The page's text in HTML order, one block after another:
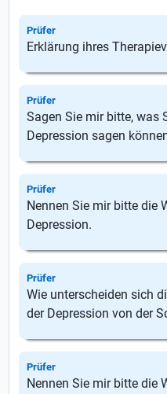
Prüfer
Erklärung ihres
Prüfer
Sagen Sie mir bitte, was
Depression sagen
Prüfer
Nennen Sie mir bitte die
Depression.
Prüfer
Wie unterscheiden sich
der Depression von der
Prüfer
Nennen Sie mir bitte die